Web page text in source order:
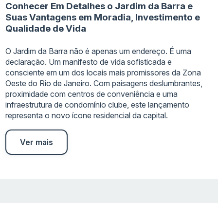
Conhecer Em Detalhes o Jardim da Barra e
Suas Vantagens em Moradia, Investimento e
Qualidade de Vida
O Jardim da Barra não é apenas um endereço. É uma
declaração. Um manifesto de vida sofisticada e
consciente em um dos locais mais promissores da Zona
Oeste do Rio de Janeiro. Com paisagens deslumbrantes,
proximidade com centros de conveniência e uma
infraestrutura de condomínio clube, este lançamento
representa o novo ícone residencial da capital.
Ver mais